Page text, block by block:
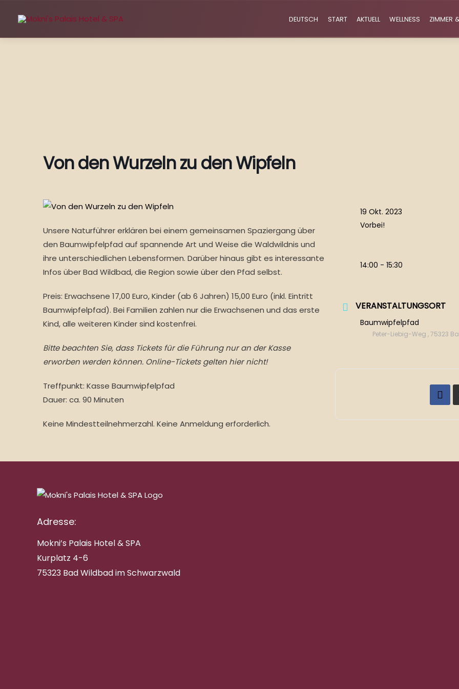
Inhalt
DEUTSCH START AKTUELL WELLNESS ZIMMER
Von den Wurzeln zu den Wipfeln
Unsere Naturführer erklären bei einem gemeinsamen Spaziergang über
den Baumwipfelpfad auf spannende Art und Weise die Waldwildnis und
ihre unterschiedlichen Lebensformen. Darüber hinaus gibt es interessante
Infos über Bad Wildbad, die Region sowie über den Pfad selbst.
Preis: Erwachsene 17,00 Euro, Kinder (ab 6 Jahren) 15,00 Euro (inkl. Eintritt
Baumwipfelpfad). Bei Familien zahlen nur die Erwachsenen und das erste
Kind, alle weiteren Kinder sind kostenfrei.
Bitte beachten Sie, dass Tickets für die Führung nur an der Kasse
erworben werden können. Online-Tickets gelten hier nicht!
Treffpunkt: Kasse Baumwipfelpfad
Dauer: ca. 90 Minuten
Keine Mindestteilnehmerzahl. Keine Anmeldung erforderlich.
19 Okt. 2023
Vorbei!
14:00 - 15:30
VERANSTALTUNGSORT
Baumwipfelpfad
Peter-Liebig-Weg , 75323
Adresse:
Mokni’s Palais Hotel & SPA
Kurplatz 4-6
75323 Bad Wildbad im Schwarzwald